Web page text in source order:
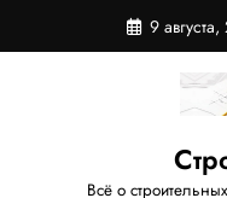
содержимому
9
Всё о